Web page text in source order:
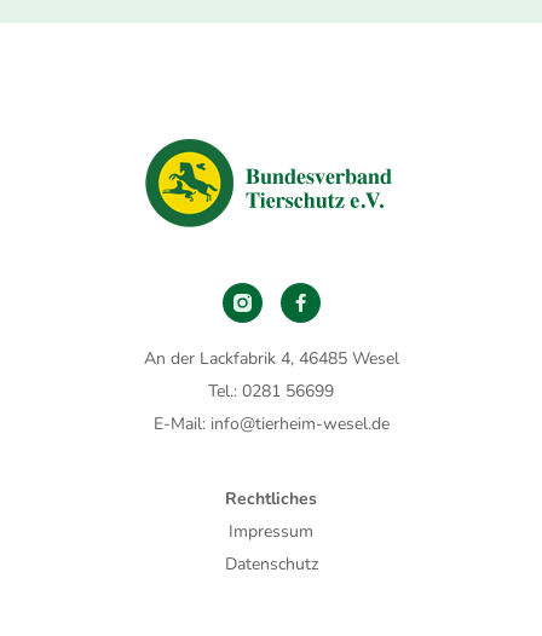
An der Lackfabrik 4, 46485 Wesel
Tel.: 0281 56699
E-Mail: info@tierheim-wesel.de
Rechtliches
Impressum
Datenschutz